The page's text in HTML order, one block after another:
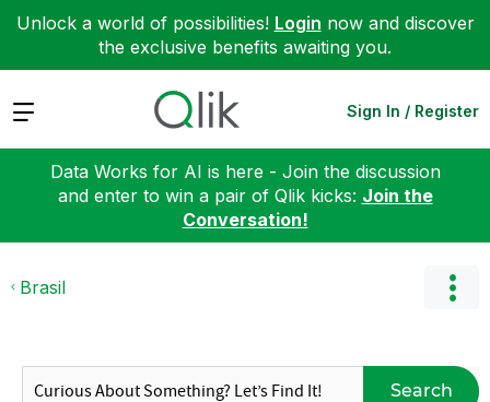
Unlock a world of possibilities! Login now and discover
the exclusive benefits awaiting you.
Expand Sign In / Register
Data Works for AI is here - Join the discussion
and enter to win a pair of Qlik kicks: Join the
Conversation!
Brasil
Search